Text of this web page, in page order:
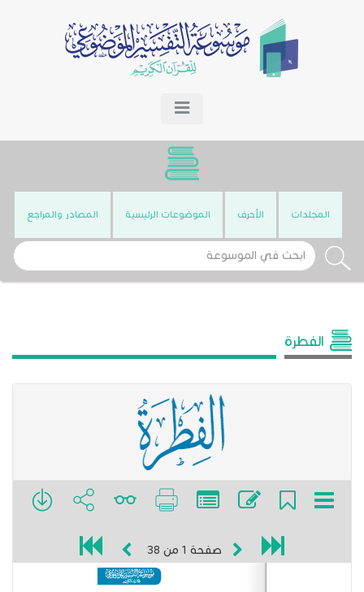
المجلدات الأحرف الموضوعات الرئيسية المصادر والمراجع
الفطرة
صفحة 1 من 38